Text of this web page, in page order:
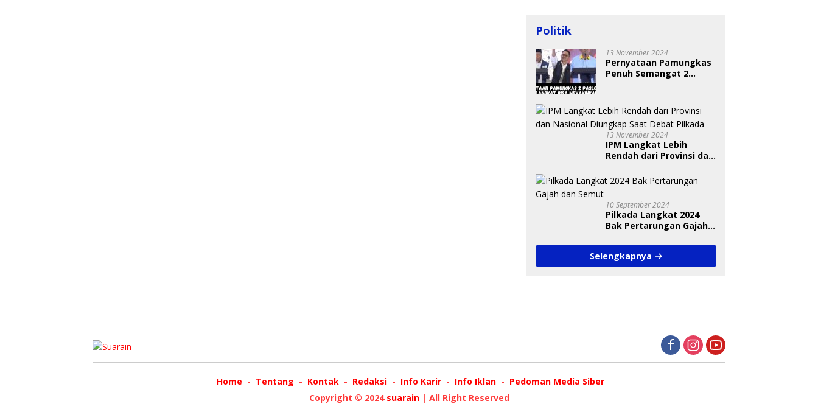
Politik
13 November 2024
Pernyataan Pamungkas
Penuh Semangat 2
13 November 2024
IPM Langkat Lebih
Rendah dari Provinsi dan
Debat Pilkada
10 September 2024
Pilkada Langkat 2024
Bak Pertarungan Gajah
Selengkapnya
Home Tentang Kontak Redaksi Info Karir Info Iklan
Pedoman Media Siber
Copyright © 2024 suarain| All Right Reserved